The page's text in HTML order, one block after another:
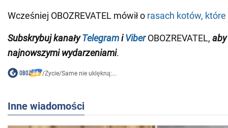
Wcześniej OBOZREVATEL mówił o rasach kotów, które
SubskrybujkanałyTelegramiViberOBOZREVATEL, aby
najnowszymi wydarzeniami.
/Życie/Same nie uklękną:...
Inne wiadomości